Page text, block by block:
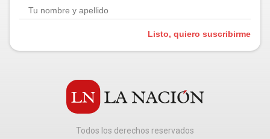
Listo, quiero suscribirme
Todos los derechos reservados